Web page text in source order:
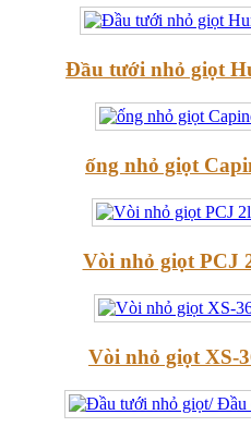
Đầu tưới nhỏ giọt
ống nhỏ giọt
Vòi nhỏ giọt PCJ
Vòi nhỏ giọt XS-